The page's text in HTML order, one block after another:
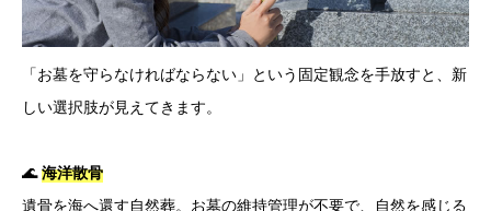
「お墓を守らなければならない」という固定観念を手放すと、新
しい選択肢が見えてきます。
🌊海洋散骨
遺骨を海へ還す自然葬。お墓の維持管理が不要で、自然を感じる